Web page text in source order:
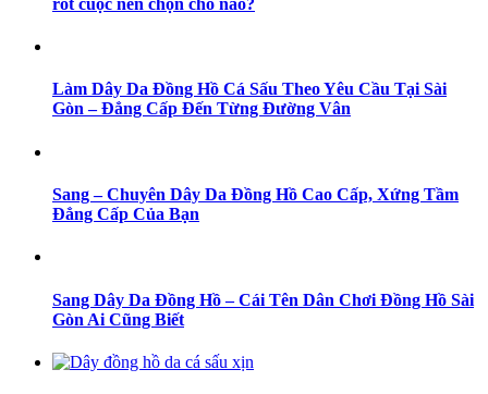
rốt cuộc nên chọn chỗ nào?
Làm Dây Da Đồng Hồ Cá Sấu Theo Yêu Cầu Tại Sài
Gòn – Đẳng Cấp Đến Từng Đường Vân
Sang – Chuyên Dây Da Đồng Hồ Cao Cấp, Xứng Tầm
Đẳng Cấp Của Bạn
Sang Dây Da Đồng Hồ – Cái Tên Dân Chơi Đồng Hồ Sài
Gòn Ai Cũng Biết